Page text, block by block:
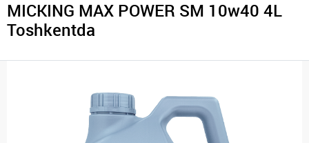
MICKING MAX POWER SM 10w40 4L
Toshkentda